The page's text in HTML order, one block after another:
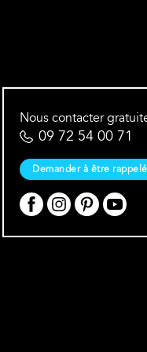
Nous contacter
09 72 54 00 71
Demander à être rappelé